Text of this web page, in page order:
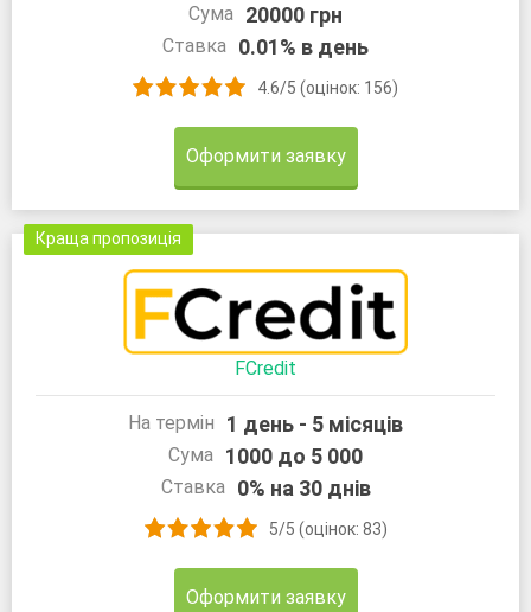
Сума 20000 грн
Ставка 0.01% в день
4.6/5 (оцінок: 156)
Оформити заявку
Краща пропозиція
FCredit
На термін 1 день - 5 місяців
Сума 1000 до 5 000
Ставка 0% на 30 днів
5/5 (оцінок: 83)
Оформити заявку